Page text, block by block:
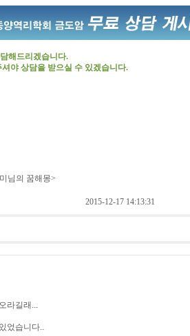
해드리겠습니다.
야 상담을 받으실 수 있겠습니다.
님의 꿈해몽>
2015-12-17 14:13:31
라길래...
었습니다..